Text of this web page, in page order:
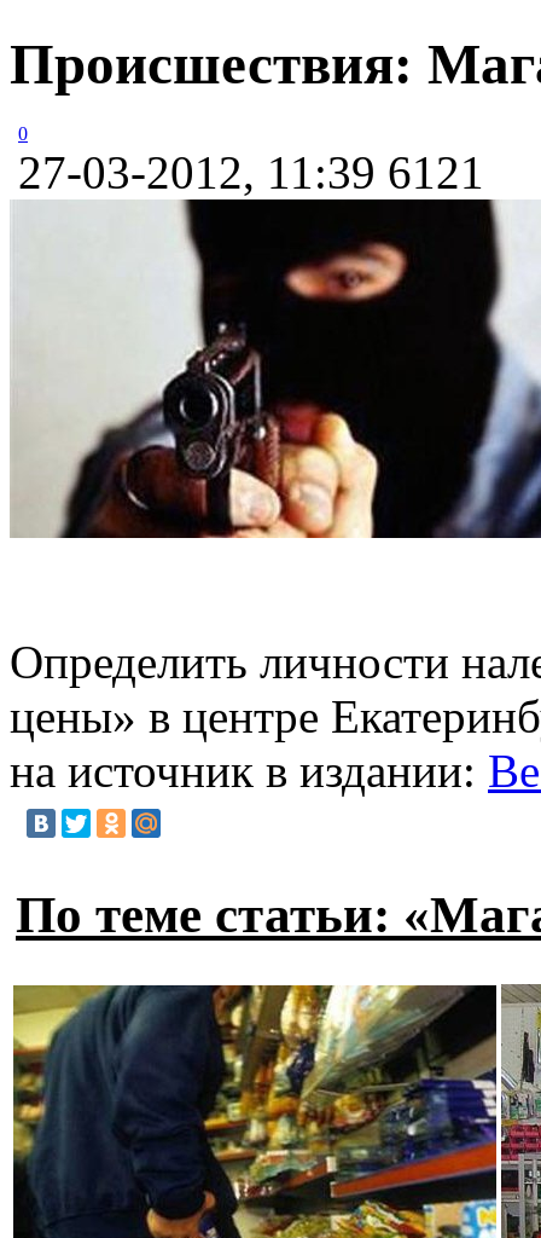
Происшествия:
0
27-03-2012, 11:39 6121
Определить личности
цены» в центре
на источник в издании:
По теме статьи: